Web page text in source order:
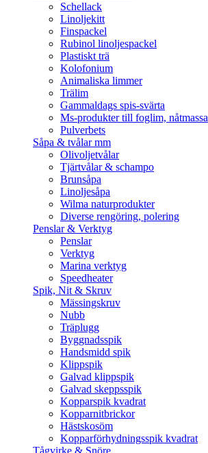
Schellack
Linoljekitt
Finspackel
Rubinol linoljespackel
Plastiskt trä
Kolofonium
Animaliska limmer
Trälim
Gammaldags spis-svärta
Ms-produkter till foglim, nåtmassa
Pulverbets
Såpa & tvålar mm
Olivoljetvålar
Tjärtvålar & schampo
Brunsåpa
Linoljesåpa
Wilma naturprodukter
Diverse rengöring, polering
Penslar & Verktyg
Penslar
Verktyg
Marina verktyg
Speedheater
Spik, Nit & Skruv
Mässingskruv
Nubb
Träplugg
Byggnadsspik
Handsmidd spik
Klippspik
Galvad klippspik
Galvad skeppsspik
Kopparspik kvadrat
Kopparnitbrickor
Hästskosöm
Kopparförhydningsspik kvadrat
Tågvirke & Snöre